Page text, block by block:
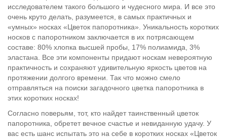
исследователем такого большого и чудесного мира. И все это
очень круто делать, разумеется, в самых практичных и
«умных» носках «Цветок папоротника». Уникальность коротких
носков с папоротником заключается в их потрясающем
составе: 80% хлопка высшей пробы, 17% полиамида, 3%
эластана. Все эти компоненты придают носкам невероятную
практичность и сохраняют удивительную яркость цветов на
протяжении долгого времени. Так что можно смело
отправляться на поиски загадочного цветка папоротника в
этих коротких носках!
Согласно поверьям, тот, кто найдет таинственный цветок
папоротника, обретет вечное счастье и невиданную удачу. У
вас есть шанс испытать это на себе в коротких носках «Цветок